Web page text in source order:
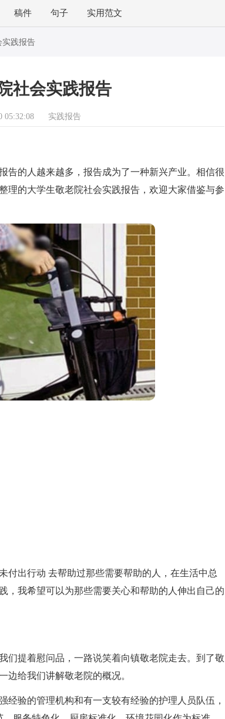
稿件 句子 实用范文
实践报告
社会实践报告
05:32:08 实践报告
的人越来越多，报告成为了一种新兴产业。相信很
理的大学生敬老院社会实践报告，欢迎大家借鉴与参
出行动 去帮助过那些需要帮助的人，在生活中总
，我希望可以为那些需要关心和帮助的人伸出自己的
提着慰问品，一路说笑着向镇敬老院走去。到了敬
边给我们讲解敬老院的概况。
验的管理机构和有一支较有经验的护理人员队伍，